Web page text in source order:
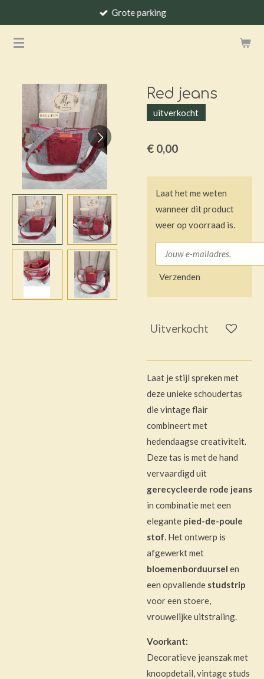
naar
Grote parking
Red jeans
uitverkocht
€ 0,00
Laat het me weten
wanneer dit product
weer op voorraad is.
Verzenden
Uitverkocht
Laat je stijl spreken met
deze unieke schoudertas
die vintage flair
combineert met
hedendaagse creativiteit.
Deze tas is met de hand
vervaardigd uit
gerecycleerde rode jeans
in combinatie met een
elegante pied-de-poule
stof. Het ontwerp is
afgewerkt met
bloemenborduursel en
een opvallende studstrip
voor een stoere,
vrouwelijke uitstraling.
Voorkant:
Decoratieve jeanszak met
knoopdetail, vintage studs